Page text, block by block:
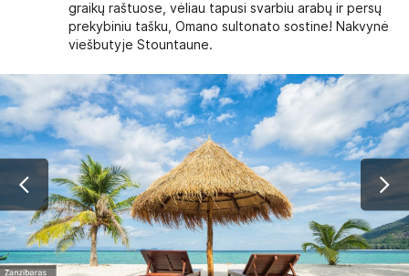
graikų raštuose, vėliau tapusi svarbiu arabų ir persų
prekybiniu tašku, Omano sultonato sostine! Nakvynė
viešbutyje Stountaune.